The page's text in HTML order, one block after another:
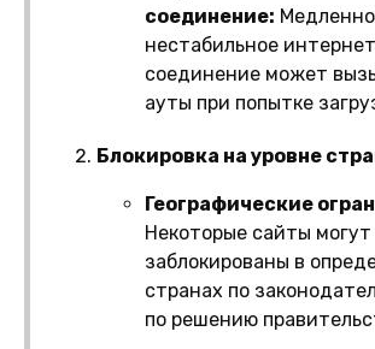
соединение:
нестабильное
соединение может
ауты при попытке
Блокировка на уровне
Географические
Некоторые сайты
заблокированы в
странах по
по решению